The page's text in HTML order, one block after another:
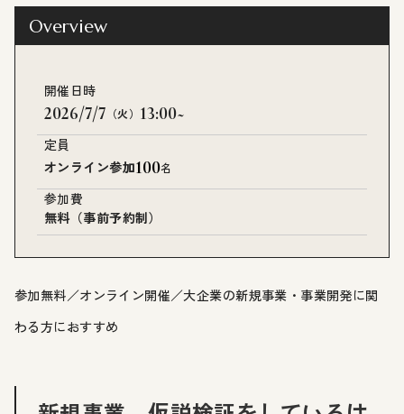
Overview
開催日時
2026/7/7 （火） 13:00~
定員
オンライン参加100名
参加費
無料（事前予約制）
参加無料／オンライン開催／大企業の新規事業・事業開発に関
わる方におすすめ